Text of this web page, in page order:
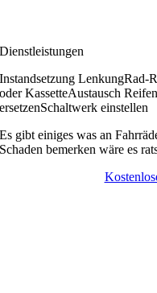
Dienstleistungen
Instandsetzung LenkungRad-
oder KassetteAustausch
ersetzenSchaltwerk einstellen
Es gibt einiges was an
Schaden bemerken wäre es